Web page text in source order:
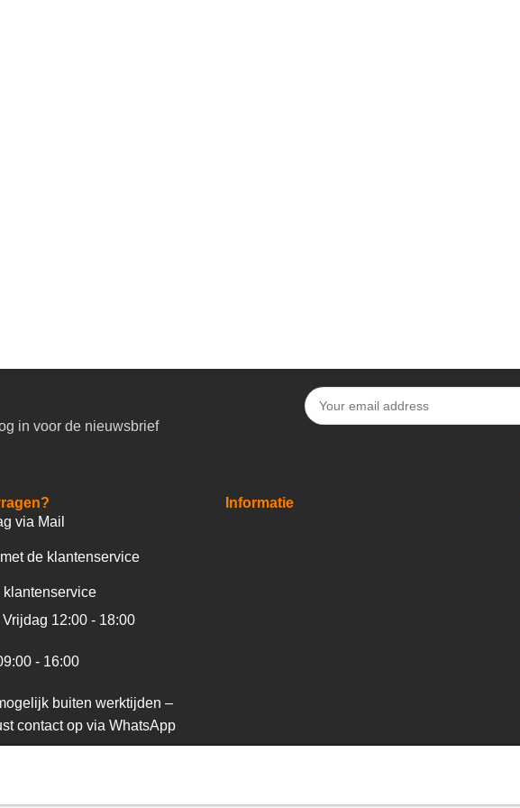
in voor de nieuwsbrief
via Mail
de klantenservice
klantenservice
12:00 - 18:00
- 16:00
buiten werktijden –
contact op via WhatsApp
Informatie